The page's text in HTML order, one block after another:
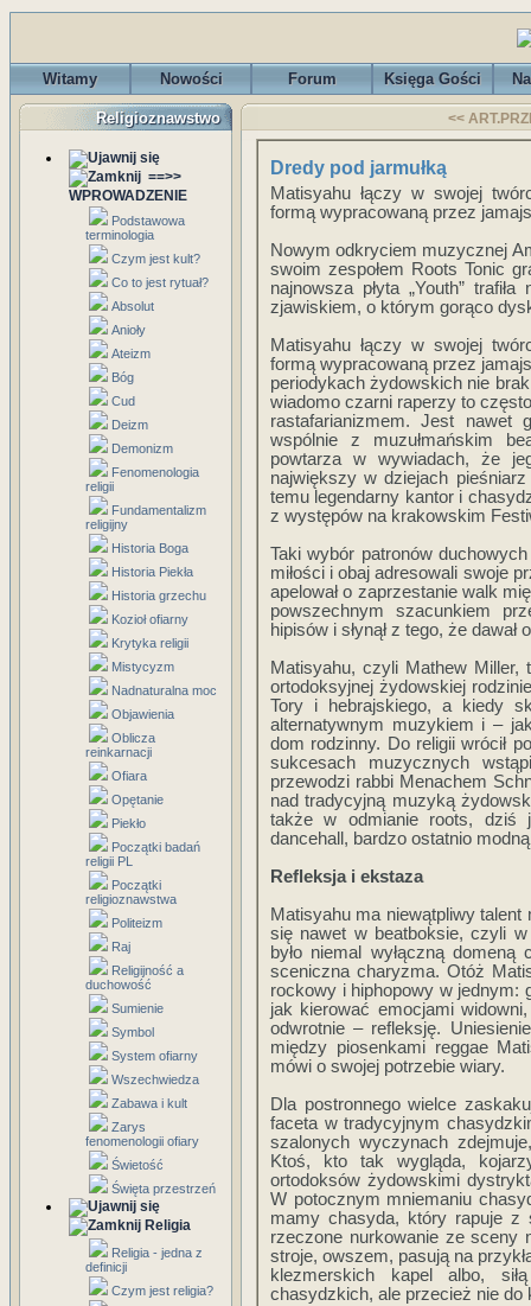
Witamy Nowości Forum Księga Gości
Religioznawstwo
==>>
WPROWADZENIE
Podstawowa
terminologia
Czym jest kult?
Co to jest rytuał?
Absolut
Anioły
Ateizm
Bóg
Cud
Deizm
Demonizm
Fenomenologia
religii
Fundamentalizm
religijny
Historia Boga
Historia Piekła
Historia grzechu
Kozioł ofiarny
Krytyka religii
Mistycyzm
Nadnaturalna moc
Objawienia
Oblicza
reinkarnacji
Ofiara
Opętanie
Piekło
Początki badań
religii PL
Początki
religioznawstwa
Politeizm
Raj
Religijność a
duchowość
Sumienie
Symbol
System ofiarny
Wszechwiedza
Zabawa i kult
Zarys
fenomenologii ofiary
Świetość
Święta przestrzeń
Religia
Religia - jedna z
definicji
Czym jest religia?
<<
Dredy pod jarmułką
Matisyahu łączy w swojej
formą wypracowaną przez
Nowym odkryciem muzycznej
swoim zespołem Roots Tonic
najnowsza płyta „Youth”
zjawiskiem, o którym gorąco
Matisyahu łączy w swojej
formą wypracowaną przez
periodykach żydowskich nie
wiadomo czarni raperzy to
rastafarianizmem. Jest nawet
wspólnie z muzułmańskim
powtarza w wywiadach, że
największy w dziejach
temu legendarny kantor i
z występów na krakowskim
Taki wybór patronów
miłości i obaj adresowali swoje
apelował o zaprzestanie walk
powszechnym szacunkiem
hipisów i słynął z tego, że
Matisyahu, czyli Mathew Miller,
ortodoksyjnej żydowskiej
Tory i hebrajskiego, a kiedy
alternatywnym muzykiem i –
dom rodzinny. Do religii wrócił
sukcesach muzycznych
przewodzi rabbi Menachem
nad tradycyjną muzyką
także w odmianie roots, dziś
dancehall, bardzo ostatnio
Refleksja i ekstaza
Matisyahu ma niewątpliwy
się nawet w beatboksie, czyli
było niemal wyłączną
sceniczna charyzma. Otóż
rockowy i hiphopowy w jednym:
jak kierować emocjami
odwrotnie – refleksję.
między piosenkami reggae
mówi o swojej potrzebie wiary.
Dla postronnego wielce
faceta w tradycyjnym
szalonych wyczynach
Ktoś, kto tak wygląda,
ortodoksów żydowskimi
W potocznym mniemaniu
mamy chasyda, który rapuje z
rzeczone nurkowanie ze sceny
stroje, owszem, pasują na
klezmerskich kapel albo,
chasydzkich, ale przecież nie do